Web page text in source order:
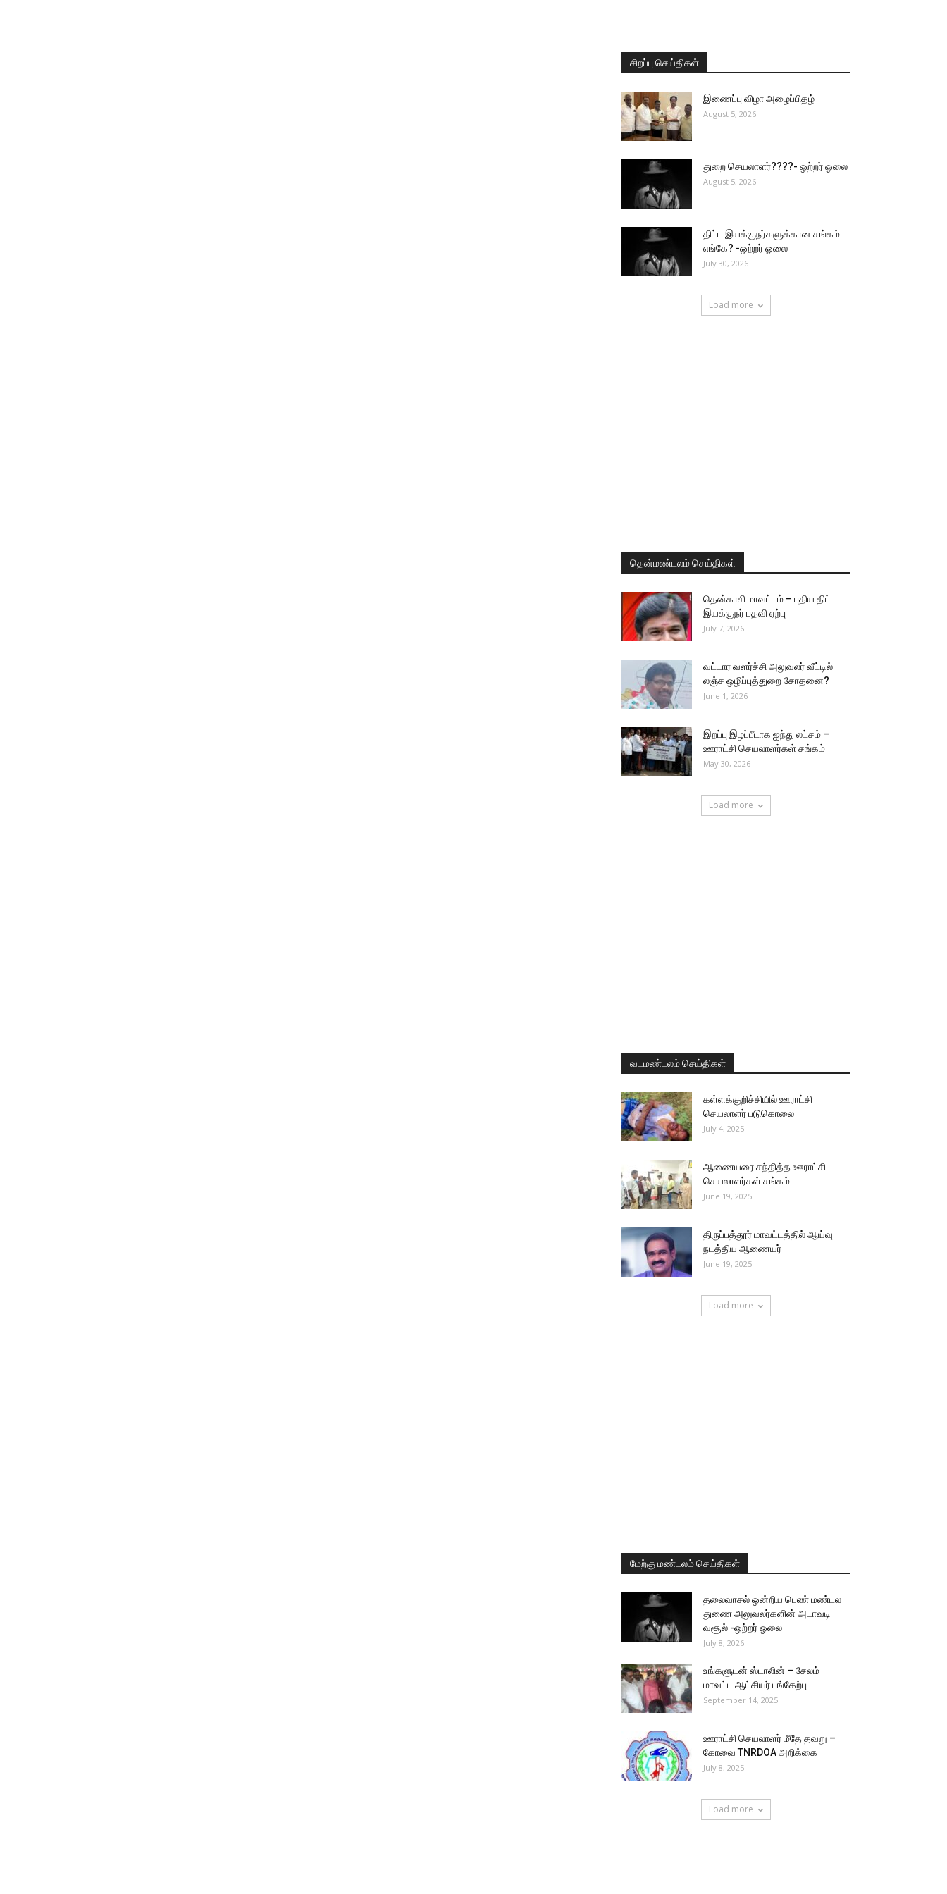
சிறப்பு செய்திகள்
இணைப்பு விழா அழைப்பிதழ்
August 5, 2026
துறை செயலாளர்????- ஒற்றர் ஓலை
August 5, 2026
திட்ட இயக்குநர்களுக்கான சங்கம்
எங்கே? -ஒற்றர் ஓலை
July 30, 2026
Load more
தென்மண்டலம் செய்திகள்
தென்காசி மாவட்டம் – புதிய திட்ட
இயக்குநர் பதவி ஏற்பு
July 7, 2026
வட்டார வளர்ச்சி அலுவலர் வீட்டில்
லஞ்ச ஒழிப்புத்துறை சோதனை?
June 1, 2026
இறப்பு இழப்பீடாக ஐந்து லட்சம் –
ஊராட்சி செயலாளர்கள் சங்கம்
May 30, 2026
Load more
வடமண்டலம் செய்திகள்
கள்ளக்குறிச்சியில் ஊராட்சி
செயலாளர் படுகொலை
July 4, 2025
ஆணையரை சந்தித்த ஊராட்சி
செயலாளர்கள் சங்கம்
June 19, 2025
திருப்பத்தூர் மாவட்டத்தில் ஆய்வு
நடத்திய ஆணையர்
June 19, 2025
Load more
மேற்கு மண்டலம் செய்திகள்
தலைவாசல் ஒன்றிய பெண் மண்டல
துணை அலுவலர்களின் அடாவடி
வசூல் -ஒற்றர் ஓலை
July 8, 2026
உங்களுடன் ஸ்டாலின் – சேலம்
மாவட்ட ஆட்சியர் பங்கேற்பு
September 14, 2025
ஊராட்சி செயலாளர் மீதே தவறு –
கோவை TNRDOA அறிக்கை
July 8, 2025
Load more